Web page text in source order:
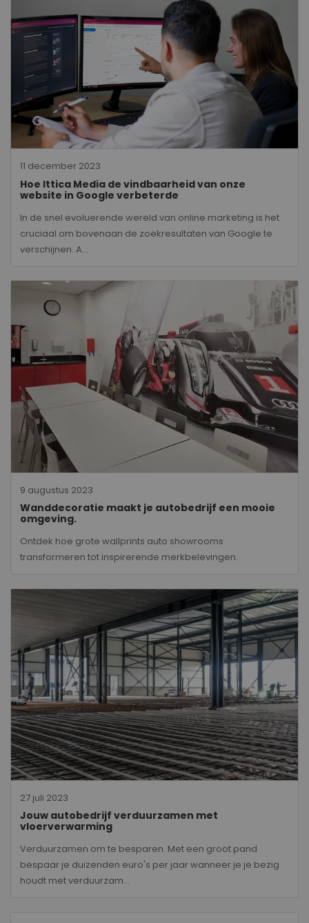
11 december 2023
Hoe Ittica Media de vindbaarheid van onze
website in Google verbeterde
In de snel evoluerende wereld van online marketing is het
cruciaal om bovenaan de zoekresultaten van Google te
verschijnen. A...
9 augustus 2023
Wanddecoratie maakt je autobedrijf een mooie
omgeving.
Ontdek hoe grote wallprints auto showrooms
transformeren tot inspirerende merkbelevingen.
27 juli 2023
Jouw autobedrijf verduurzamen met
vloerverwarming
Verduurzamen om te besparen. Met een groot pand
bespaar je duizenden euro's per jaar wanneer je je bezig
houdt met verduurzam...